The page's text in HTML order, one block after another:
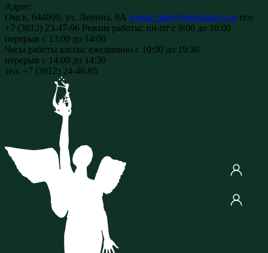
Адрес:
Омск, 644099, ул. Ленина, 8А e-mail: mail@omskdrama.ru тел.
+7 (3812) 23-47-96 Режим работы: пн-пт с 9:00 до 18:00
перерыв с 13:00 до 14:00
Часы работы кассы: ежедневно с 10:00 до 19:30
перерыв с 14:00 до 14:30
тел. +7 (3812) 24-40-65